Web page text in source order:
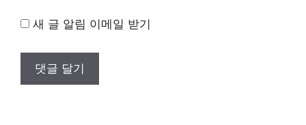
새 글 알림 이메일 받기